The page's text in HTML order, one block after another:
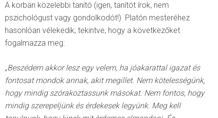
A korban közelebbi tanító (igen, tanítót írok, nem
pszichológust vagy gondolkodót!) Platón mesteréhez
hasonlóan vélekedik, tekintve, hogy a következőket
fogalmazza meg:
„Beszédem akkor lesz egy velem, ha jóakarattal igazat és
fontosat mondok annak, akit megillet. Nem kötelességünk,
hogy mindig szórakoztassunk másokat. Nem fontos, hogy
mindig szerepeljünk és érdekesek legyünk. Meg kell